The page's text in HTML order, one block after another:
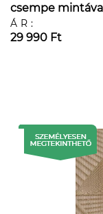
csempe
ÁR:
29 990 Ft